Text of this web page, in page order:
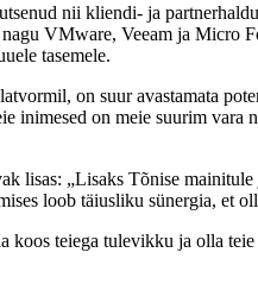
nii kliendi- ja
VMware, Veeam ja Micro
tasemele.
on suur avastamata
inimesed on meie suurim
lisas: „Lisaks Tõnise
loob täiusliku sünergia, et
teiega tulevikku ja olla